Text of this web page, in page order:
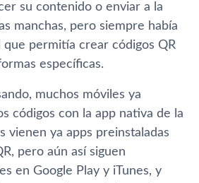
su contenido o enviar a la
manchas, pero siempre habí­a
que permití­a crear códigos QR
especí­ficas.
muchos móviles ya
códigos con la app nativa de la
vienen ya apps preinstaladas
pero aún así­ siguen
en Google Play y iTunes, y